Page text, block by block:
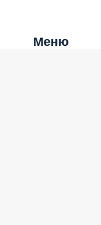
Меню